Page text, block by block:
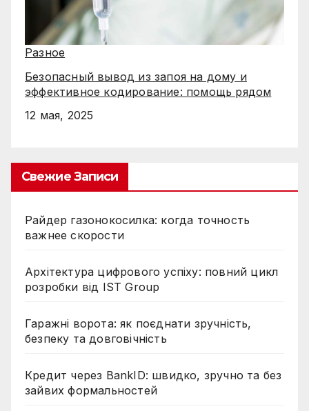
Разное
Безопасный вывод из запоя на дому и
эффективное кодирование: помощь рядом
12 мая, 2025
Свежие Записи
Райдер газонокосилка: когда точность
важнее скорости
Архітектура цифрового успіху: повний цикл
розробки від IST Group
Гаражні ворота: як поєднати зручність,
безпеку та довговічність
Кредит через BankID: швидко, зручно та без
зайвих формальностей